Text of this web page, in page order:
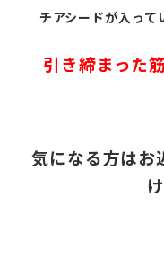
チアシードが入って
引き締まった
気になる方はお